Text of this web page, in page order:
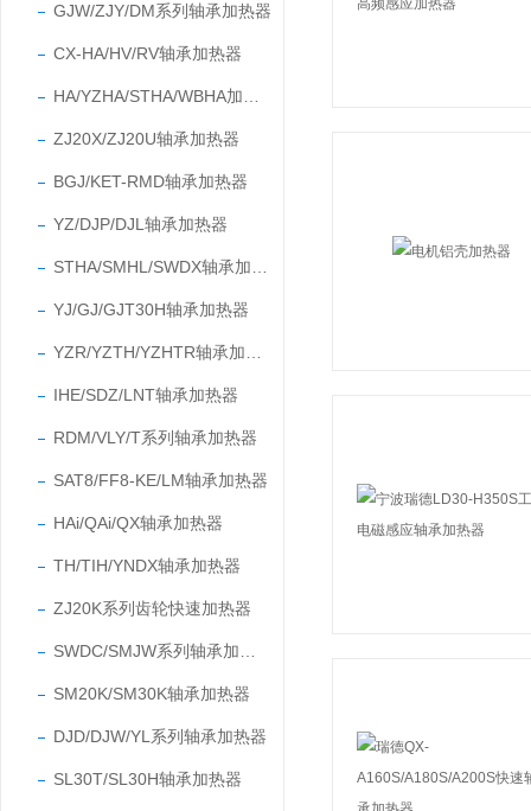
GJW/ZJY/DM系列轴承加热器
CX-HA/HV/RV轴承加热器
ZJ20X/ZJ20U轴承加热器
BGJ/KET-RMD轴承加热器
YZ/DJP/DJL轴承加热器
YJ/GJ/GJT30H轴承加热器
IHE/SDZ/LNT轴承加热器
RDM/VLY/T系列轴承加热器
SAT8/FF8-KE/LM轴承加热器
HAi/QAi/QX轴承加热器
TH/TIH/YNDX轴承加热器
ZJ20K系列齿轮快速加热器
SM20K/SM30K轴承加热器
DJD/DJW/YL系列轴承加热器
SL30T/SL30H轴承加热器